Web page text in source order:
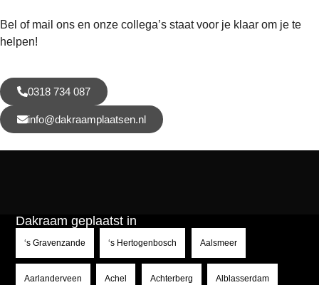
Bel of mail ons en onze collega’s staat voor je klaar om je te
helpen!
0318 734 087
info@dakraamplaatsen.nl
Dakraam geplaatst in
‘s Gravenzande ‘s Hertogenbosch Aalsmeer
Aarlanderveen Achel Achterberg Alblasserdam